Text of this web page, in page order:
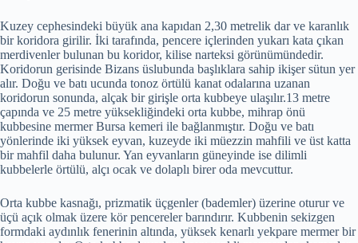
Kuzey cephesindeki büyük ana kapıdan 2,30 metrelik dar ve karanlık
bir koridora girilir. İki tarafında, pencere içlerinden yukarı kata çıkan
merdivenler bulunan bu koridor, kilise narteksi görünümündedir.
Koridorun gerisinde Bizans üslubunda başlıklara sahip ikişer sütun yer
alır. Doğu ve batı ucunda tonoz örtülü kanat odalarına uzanan
koridorun sonunda, alçak bir girişle orta kubbeye ulaşılır.13 metre
çapında ve 25 metre yüksekliğindeki orta kubbe, mihrap önü
kubbesine mermer Bursa kemeri ile bağlanmıştır. Doğu ve batı
yönlerinde iki yüksek eyvan, kuzeyde iki müezzin mahfili ve üst katta
bir mahfil daha bulunur. Yan eyvanların güneyinde ise dilimli
kubbelerle örtülü, alçı ocak ve dolaplı birer oda mevcuttur.
Orta kubbe kasnağı, prizmatik üçgenler (bademler) üzerine oturur ve
üçü açık olmak üzere kör pencereler barındırır. Kubbenin sekizgen
formdaki aydınlık fenerinin altında, yüksek kenarlı yekpare mermer bir